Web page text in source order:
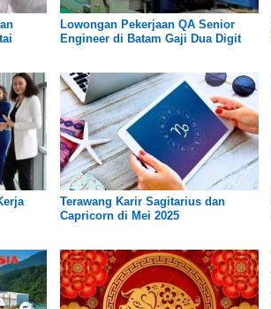
Lowongan Pekerjaan QA Senior
Engineer di Batam Gaji Dua Digit
Terawang Karir Sagitarius dan
Capricorn di Mei 2025